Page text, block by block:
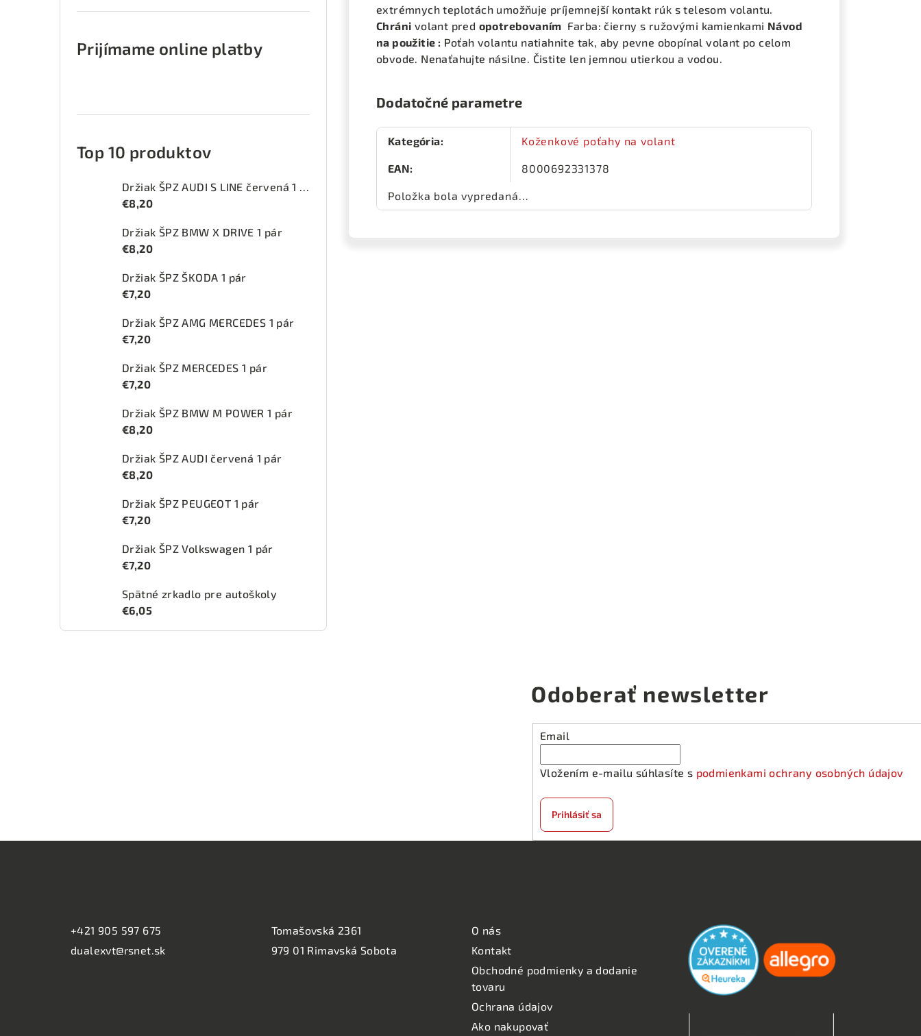
Prijímame online platby
Top 10 produktov
Držiak ŠPZ AUDI S LINE červená 1 pár
€8,20
Držiak ŠPZ BMW X DRIVE 1 pár
€8,20
Držiak ŠPZ ŠKODA 1 pár
€7,20
Držiak ŠPZ AMG MERCEDES 1 pár
€7,20
Držiak ŠPZ MERCEDES 1 pár
€7,20
Držiak ŠPZ BMW M POWER 1 pár
€8,20
Držiak ŠPZ AUDI červená 1 pár
€8,20
Držiak ŠPZ PEUGEOT 1 pár
€7,20
Držiak ŠPZ Volkswagen 1 pár
€7,20
Spätné zrkadlo pre autoškoly
€6,05
extrémnych teplotách umožňuje príjemnejší kontakt rúk s telesom volantu.
Chráni volant pred opotrebovaním Farba: čierny s ružovými kamienkami Návod
na použitie : Poťah volantu natiahnite tak, aby pevne obopínal volant po celom
obvode. Nenaťahujte násilne. Čistite len jemnou utierkou a vodou.
Dodatočné parametre
Kategória: Koženkové poťahy na volant
EAN: 8000692331378
Položka bola vypredaná…
Odoberať newsletter
Email
Vložením e-mailu súhlasíte s podmienkami ochrany osobných údajov
Prihlásiť sa
+421 905 597 675
dualexvt@rsnet.sk
Tomašovská 2361
979 01 Rimavská Sobota
O nás
Kontakt
Obchodné podmienky a dodanie
tovaru
Ochrana údajov
Ako nakupovať